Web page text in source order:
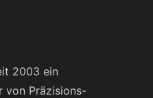
2003 ein
von Präzisions-